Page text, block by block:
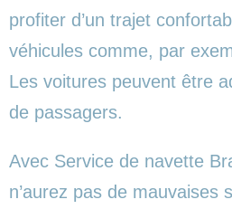
profiter d’un trajet
véhicules comme, par
Les voitures peuvent être
de passagers.
Avec Service de navette
n’aurez pas de mauvaises